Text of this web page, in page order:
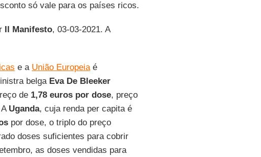
só vale para os países ricos.
Il Manifesto, 03-03-2021. A
e a União Europeiaé
belga Eva De Bleeker
de 1,78 euros por dose, preço
Uganda, cuja renda per capita é
por dose, o triplo do preço
doses suficientes para cobrir
as doses vendidas para